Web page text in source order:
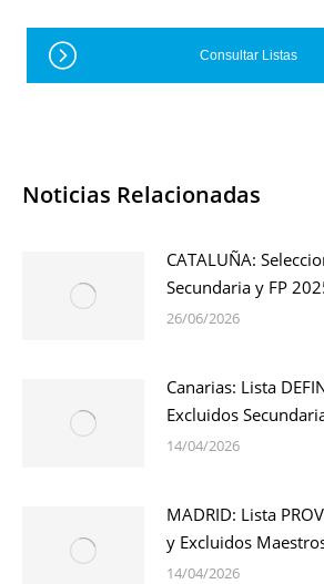
Consultar Listas
Noticias Relacionadas
CATALUÑA:
Secundaria y FP
26/06/2026
Canarias: Lista
Excluidos
14/04/2026
MADRID: Lista
y Excluidos
14/04/2026